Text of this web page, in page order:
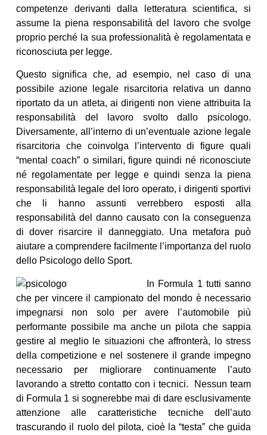
competenze derivanti dalla letteratura scientifica, si
assume la piena responsabilità del lavoro che svolge
proprio perché la sua professionalità è regolamentata e
riconosciuta per legge.
Questo significa che, ad esempio, nel caso di una
possibile azione legale risarcitoria relativa un danno
riportato da un atleta, ai dirigenti non viene attribuita la
responsabilità del lavoro svolto dallo psicologo.
Diversamente, all’interno di un’eventuale azione legale
risarcitoria che coinvolga l’intervento di figure quali
“mental coach” o similari, figure quindi né riconosciute
né regolamentate per legge e quindi senza la piena
responsabilità legale del loro operato, i dirigenti sportivi
che li hanno assunti verrebbero esposti alla
responsabilità del danno causato con la conseguenza
di dover risarcire il danneggiato. Una metafora può
aiutare a comprendere facilmente l’importanza del ruolo
dello Psicologo dello Sport.
In Formula 1 tutti sanno
che per vincere il campionato del mondo è necessario
impegnarsi non solo per avere l’automobile più
performante possibile ma anche un pilota che sappia
gestire al meglio le situazioni che affronterà, lo stress
della competizione e nel sostenere il grande impegno
necessario per migliorare continuamente l’auto
lavorando a stretto contatto con i tecnici. Nessun team
di Formula 1 si sognerebbe mai di dare esclusivamente
attenzione alle caratteristiche tecniche dell’auto
trascurando il ruolo del pilota, cioè la “testa” che guida